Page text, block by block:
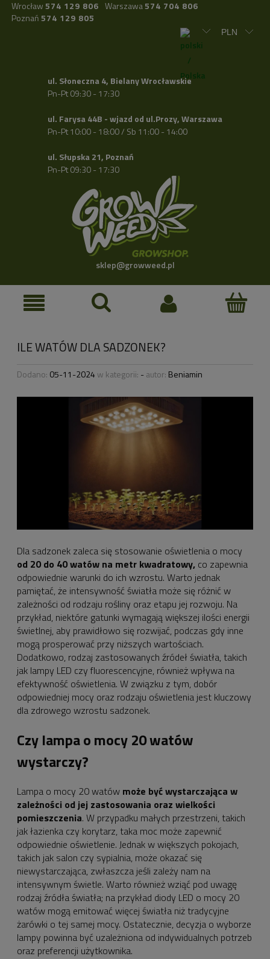
Wrocław 574 129 806 Warszawa574 704 806
Poznań 574 129 805
ul. Słoneczna 4, Bielany Wrocławskie
Pn-Pt 09:30 - 17:30
ul. Farysa 44B - wjazd od ul.Prozy, Warszawa
Pn-Pt 10:00 - 18:00 / Sb 11:00 - 14:00
ul. Słupska 21, Poznań
Pn-Pt 09:30 - 17:30
sklep@growweed.pl
ILE WATÓW DLA SADZONEK?
Dodano: 05-11-2024 w kategorii: - autor: Beniamin
Dla sadzonek zaleca się stosowanie oświetlenia o mocy
od 20 do 40 watów na metr kwadratowy, co zapewnia
odpowiednie warunki do ich wzrostu. Warto jednak
pamiętać, że intensywność światła może się różnić w
zależności od rodzaju rośliny oraz etapu jej rozwoju. Na
przykład, niektóre gatunki wymagają większej ilości energii
świetlnej, aby prawidłowo się rozwijać, podczas gdy inne
mogą prosperować przy niższych wartościach.
Dodatkowo, rodzaj zastosowanych źródeł światła, takich
jak lampy LED czy fluorescencyjne, również wpływa na
efektywność oświetlenia. W związku z tym, dobór
odpowiedniej mocy oraz rodzaju oświetlenia jest kluczowy
dla zdrowego wzrostu sadzonek.
Czy lampa o mocy 20 watów
wystarczy?
Lampa o mocy 20 watów może być wystarczająca w
zależności od jej zastosowania oraz wielkości
pomieszczenia. W przypadku małych przestrzeni, takich
jak łazienka czy korytarz, taka moc może zapewnić
odpowiednie oświetlenie. Jednak w większych pokojach,
takich jak salon czy sypialnia, może okazać się
niewystarczająca, zwłaszcza jeśli zależy nam na
intensywnym świetle. Warto również wziąć pod uwagę
rodzaj źródła światła; na przykład diody LED o mocy 20
watów mogą emitować więcej światła niż tradycyjne
żarówki o tej samej mocy. Ostatecznie, decyzja o wyborze
lampy powinna być uzależniona od indywidualnych potrzeb
oraz preferencji użytkownika.